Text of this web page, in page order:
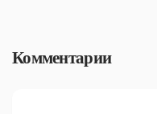
Комментарии